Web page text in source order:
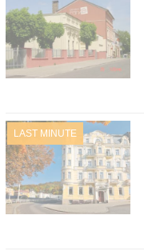
LAST MINUTE